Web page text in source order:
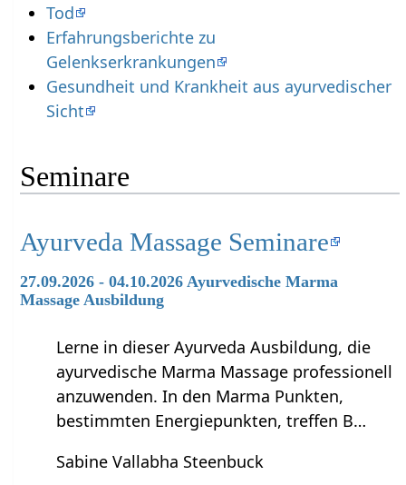
Tod
Erfahrungsberichte zu
Gelenkserkrankungen
Gesundheit und Krankheit aus ayurvedischer
Sicht
Seminare
Ayurveda Massage Seminare
27.09.2026 - 04.10.2026 Ayurvedische Marma
Massage Ausbildung
Lerne in dieser Ayurveda Ausbildung, die
ayurvedische Marma Massage professionell
anzuwenden. In den Marma Punkten,
bestimmten Energiepunkten, treffen B…
Sabine Vallabha Steenbuck